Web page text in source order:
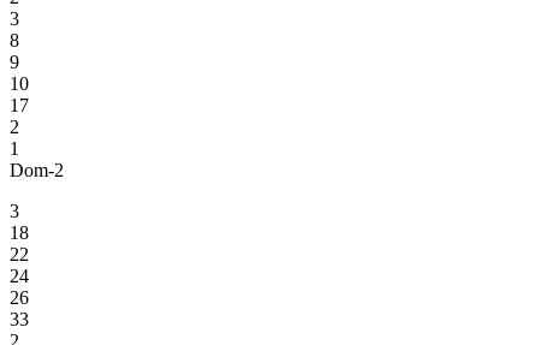
3
8
9
10
17
2
1
Dom-2
3
18
22
24
26
33
2